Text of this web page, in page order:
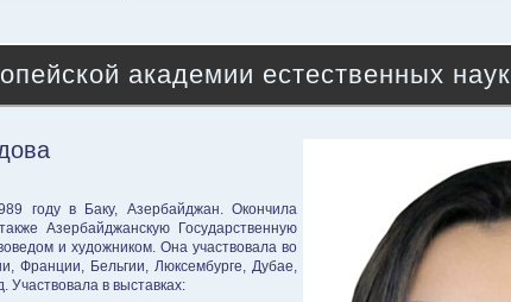
академии естественных наук
году в Баку, Азербайджан. Окончила
Азербайджанскую Государственную
и художником. Она участвовала во
Франции, Бельгии, Люксембурге, Дубае,
Участвовала в выставках: